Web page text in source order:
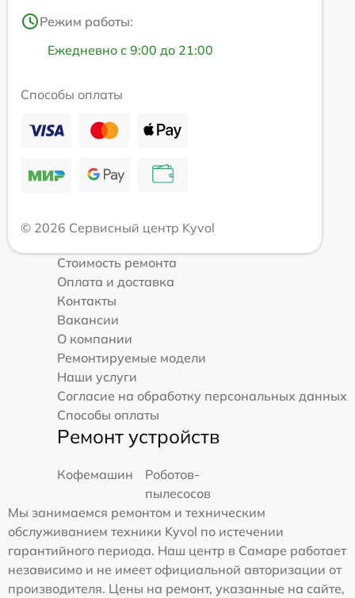
Режим работы:
Ежедневно с 9:00 до 21:00
Способы оплаты
© 2026 Сервисный центр Kyvol
Стоимость ремонта
Оплата и доставка
Контакты
Вакансии
О компании
Ремонтируемые модели
Наши услуги
Согласие на обработку персональных данных
Способы оплаты
Ремонт устройств
Кофемашин
Роботов-
пылесосов
Мы занимаемся ремонтом и техническим
обслуживанием техники Kyvol по истечении
гарантийного периода. Наш центр в Самаре работает
независимо и не имеет официальной авторизации от
производителя. Цены на ремонт, указанные на сайте,